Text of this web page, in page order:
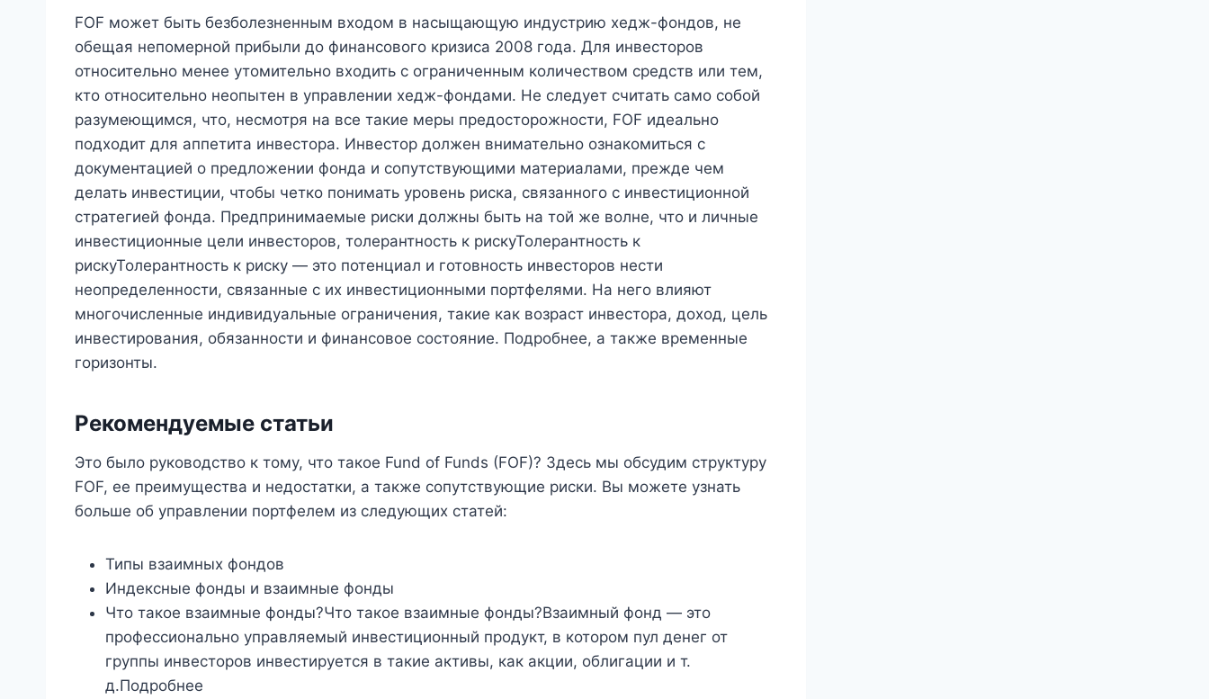
FOF может быть безболезненным входом в насыщающую индустрию хедж-фондов, не
обещая непомерной прибыли до финансового кризиса 2008 года. Для инвесторов
относительно менее утомительно входить с ограниченным количеством средств или тем,
кто относительно неопытен в управлении хедж-фондами. Не следует считать само собой
разумеющимся, что, несмотря на все такие меры предосторожности, FOF идеально
подходит для аппетита инвестора. Инвестор должен внимательно ознакомиться с
документацией о предложении фонда и сопутствующими материалами, прежде чем
делать инвестиции, чтобы четко понимать уровень риска, связанного с инвестиционной
стратегией фонда. Предпринимаемые риски должны быть на той же волне, что и личные
инвестиционные цели инвесторов, толерантность к рискуТолерантность к
рискуТолерантность к риску — это потенциал и готовность инвесторов нести
неопределенности, связанные с их инвестиционными портфелями. На него влияют
многочисленные индивидуальные ограничения, такие как возраст инвестора, доход, цель
инвестирования, обязанности и финансовое состояние. Подробнее, а также временные
горизонты.
Рекомендуемые статьи
Это было руководство к тому, что такое Fund of Funds (FOF)? Здесь мы обсудим структуру
FOF, ее преимущества и недостатки, а также сопутствующие риски. Вы можете узнать
больше об управлении портфелем из следующих статей:
Типы взаимных фондов
Индексные фонды и взаимные фонды
Что такое взаимные фонды?Что такое взаимные фонды?Взаимный фонд — это
профессионально управляемый инвестиционный продукт, в котором пул денег от
группы инвесторов инвестируется в такие активы, как акции, облигации и т.
д.Подробнее